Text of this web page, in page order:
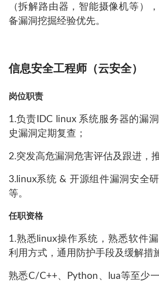
（拆解路由器，智能摄像机等）
备漏洞挖掘经验优先。
信息安全工程师（云安全）
岗位职责
1.负责IDC linux 系统服务器的漏
史漏洞定期复查；
2.突发高危漏洞危害评估及跟进，
3.linux系统 & 开源组件漏洞安全
等。
任职资格
1.熟悉linux操作系统，熟悉软件
利用方式，通用防护手段及缓解措
熟悉C/C++、Python、lua等至少